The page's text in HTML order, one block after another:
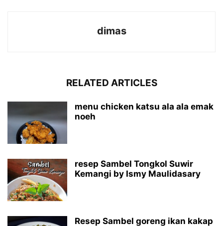
dimas
RELATED ARTICLES
menu chicken katsu ala ala emak
noeh
resep Sambel Tongkol Suwir
Kemangi by Ismy Maulidasary
Resep Sambel goreng ikan kakap